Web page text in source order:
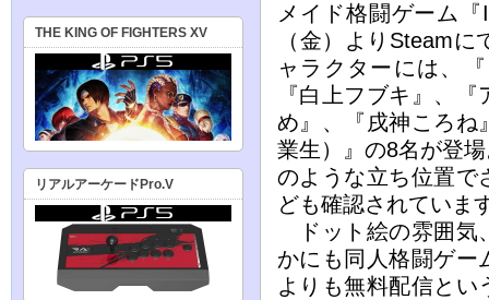
メイド格闘ゲーム
（金）よりSteam
ャラクターには、
『白上フブキ』、
め』、『戌神ころね
業生）』の8名が登
のような立ち位置で
ども確認されていま
ドット絵の雰囲気
かにも同人格闘ゲー
よりも無料配信とい
THE KING OF FIGHTERS XV
リアルアーケードPro.V